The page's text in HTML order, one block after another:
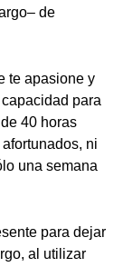
de
te apasione y
para
40 horas
ni
una semana
para dejar
al utilizar